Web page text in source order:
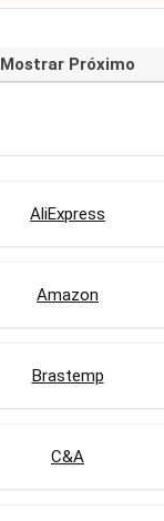
Mostrar Próximo
AliExpress
Amazon
Brastemp
C&A